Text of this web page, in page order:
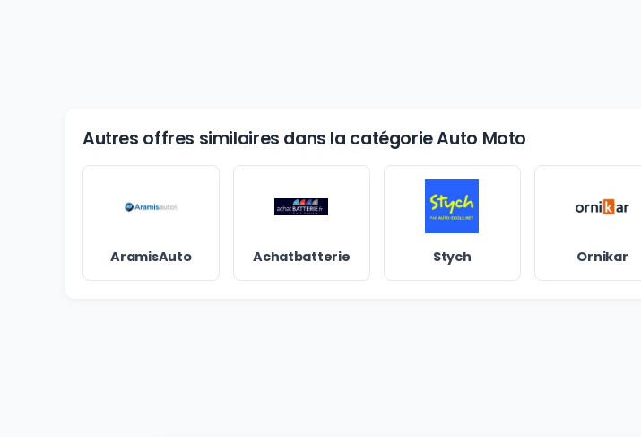
Autres offres similaires dans la catégorie Auto Moto
AramisAuto Achatbatterie Stych Ornikar